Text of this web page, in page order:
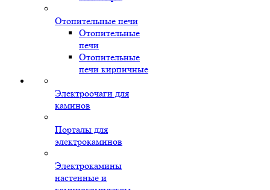
Отопительные печи
Отопительные
печи
Отопительные
печи кирпичные
Электроочаги для
каминов
Порталы для
электрокаминов
Электрокамины
настенные и